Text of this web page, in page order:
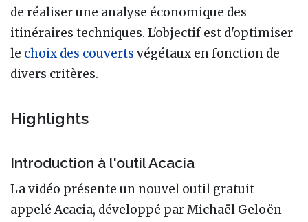
de réaliser une analyse économique des
itinéraires techniques. L'objectif est d'optimiser
le choix des couverts végétaux en fonction de
divers critères.
Highlights
Introduction à l'outil Acacia
La vidéo présente un nouvel outil gratuit
appelé Acacia, développé par Michaël Geloën